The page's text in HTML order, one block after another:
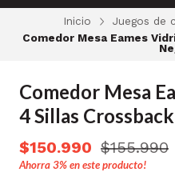
Inicio Juegos de
Comedor Mesa Eames
Comedor Mesa
4 Sillas
$150.990 $155.990
Ahorra3%en este producto!